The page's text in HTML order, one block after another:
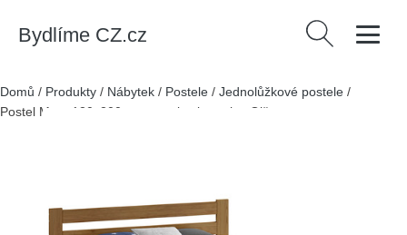
Bydlíme CZ.cz Vyhledávání
Domů / Produkty / Nábytek / Postele / Jednolůžkové postele /
Postel Mato 120x200cm z masivu borovice Olše